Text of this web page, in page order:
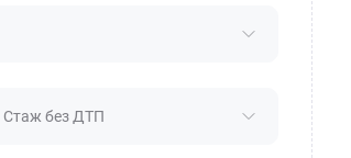
Стаж без ДТП